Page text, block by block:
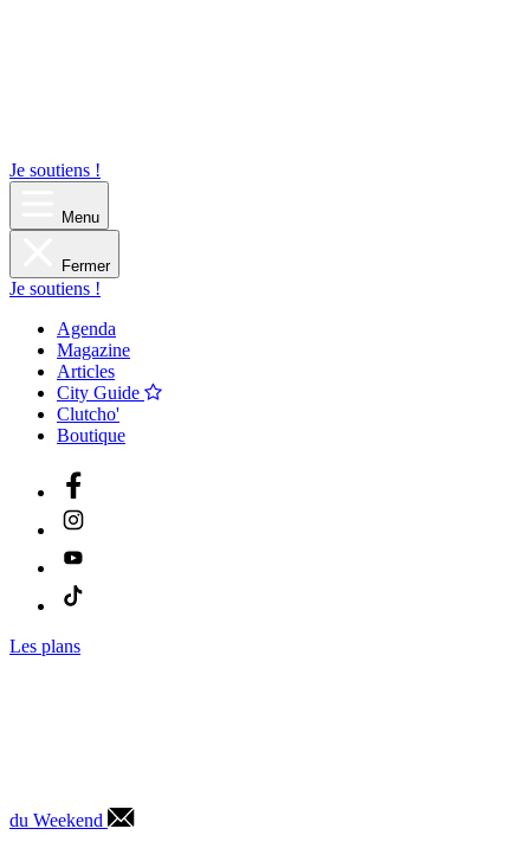
Je soutiens !
Menu
Fermer
Je soutiens !
Agenda
Magazine
Articles
City Guide
Clutcho'
Boutique
Les plans
du Weekend